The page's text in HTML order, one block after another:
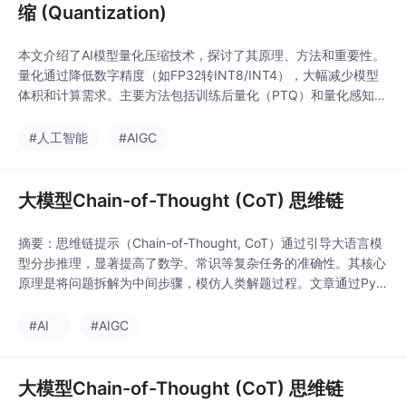
缩 (Quantization)
本文介绍了AI模型量化压缩技术，探讨了其原理、方法和重要性。
量化通过降低数字精度（如FP32转INT8/INT4），大幅减少模型
体积和计算需求。主要方法包括训练后量化（PTQ）和量化感知训
使大模型能在消费级硬件上运行，降低硬件门槛、提升推理速度，
#人工智能 #AIGC
大模型Chain-of-Thought (CoT) 思维链
摘要：思维链提示（Chain-of-Thought, CoT）通过引导大语言模
型分步推理，显著提高了数学、常识等复杂任务的准确性。其核心
原理是将问题拆解为中间步骤，模仿人类解题过程。文章通过Pyth
种实现方式，并对比实验数据：在GSM8K等数学数据集上，CoT
#AI #AIGC
大模型Chain-of-Thought (CoT) 思维链